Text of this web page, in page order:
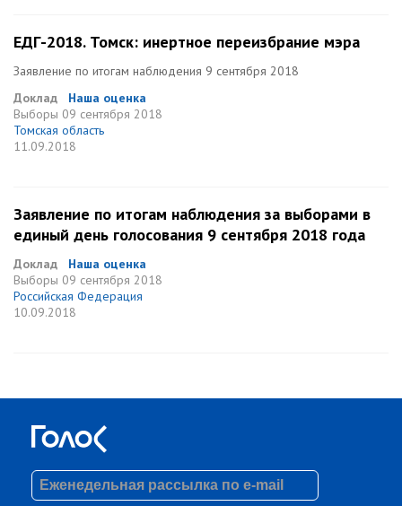
ЕДГ-2018. Томск: инертное переизбрание мэра
Заявление по итогам наблюдения 9 сентября 2018
Доклад
Наша оценка
Выборы 09 сентября 2018
Томская область
11.09.2018
Заявление по итогам наблюдения за выборами в
единый день голосования 9 сентября 2018 года
Доклад
Наша оценка
Выборы 09 сентября 2018
Российская Федерация
10.09.2018